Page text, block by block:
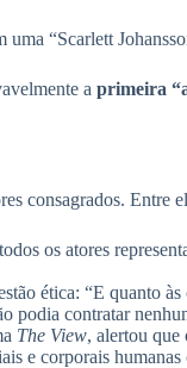
“Scarlett
a primeira
consagrados. Entre
os atores
ética: “E quanto
podia contratar
The View, alertou que
e corporais